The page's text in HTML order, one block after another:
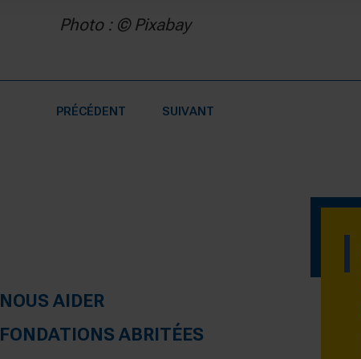
Photo : © Pixabay
PRÉCÉDENT SUIVANT
NOUS AIDER
FONDATIONS ABRITÉES